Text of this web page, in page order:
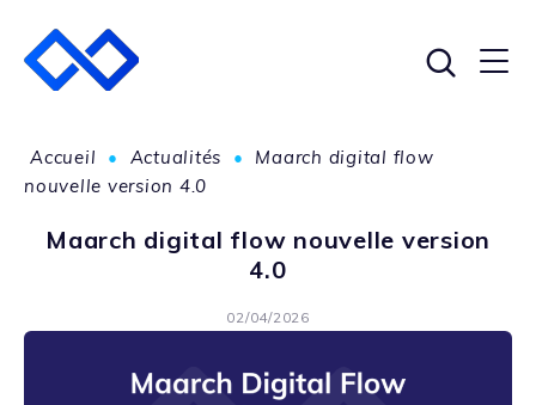
Accueil • Actualités •
Maarch digital flow
nouvelle version 4.0
Maarch digital flow nouvelle version
4.0
02/04/2026